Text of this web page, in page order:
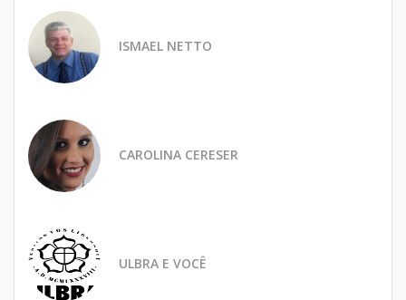
ISMAEL NETTO
CAROLINA CERESER
ULBRA E VOCÊ